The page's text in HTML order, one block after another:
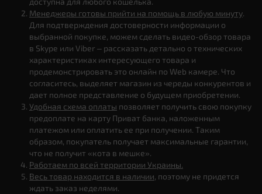
Менеджеры готовы прийти на помощь в любую минуту.
Для подтверждения достоверности информации о
выбранной покупке, можем сделать видео-обзор товара
в Skype или Viber – рассказать детально о технических
характеристиках интересующего товара и
продемонстрировать это онлайн по Web камере. Что
согласитесь, выделяет магазин из череды конкурентов и
дает полное представление о будущем приобретении.
Удобная схема оплаты позволяет получить свою покупку
предоплате на карту Приват банка, наложенным
платежом или оплатить ее при получении. Таким
образом, покупатель получает максимальные гарантии,
что не получит «кота в мешке».
Работаем по всей территории Украины.
Весь товар находится в наличии, поэтому не придется
ждать заказ неделями.